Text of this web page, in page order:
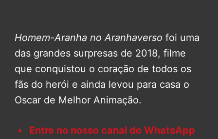
Homem-Aranha no Aranhaverso foi uma
das grandes surpresas de 2018, filme
que conquistou o coração de todos os
fãs do herói e ainda levou para casa o
Oscar de Melhor Animação.
Entre no nosso canal do WhatsApp